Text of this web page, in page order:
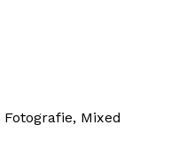
Fotografie, Mixed